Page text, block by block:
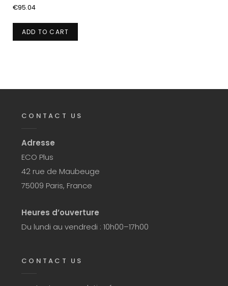
€95.04
ADD TO CART
CONTACT US
Adresse
ECO Plus
42 rue de Maubeuge
75009 Paris, France
Heures d’ouverture
Du lundi au vendredi : 10h00–17h00
CONTACT US